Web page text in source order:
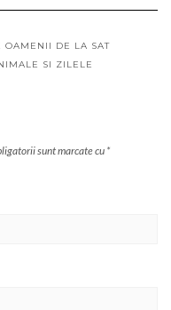
OAMENII DE LA SAT
SI ZILELE
sunt marcate cu*